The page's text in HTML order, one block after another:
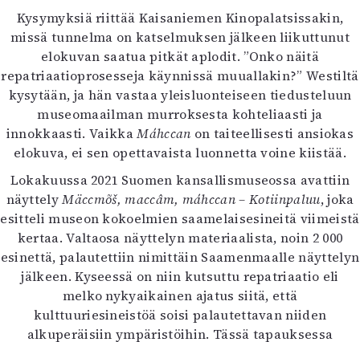
5/2025 saame
5/2025
Lehtiarkisto
Info
Tilaus ja irtonumerot
Yhteistyössä
Toimitus
Mediatiedot
Kaltio ry
Kysymyksiä riittää Kaisaniemen Kinopalatsissakin,
missä tunnelma on katselmuksen jälkeen liikuttunut
elokuvan saatua pitkät aplodit. ”Onko näitä
repatriaatioprosesseja käynnissä muuallakin?” Westiltä
kysytään, ja hän vastaa yleisluonteiseen tiedusteluun
museomaailman murroksesta kohteliaasti ja
innokkaasti. VaikkaMáhccan on taiteellisesti ansiokas
elokuva, ei sen opettavaista luonnetta voine kiistää.
Lokakuussa 2021 Suomen kansallismuseossa avattiin
näyttelyMäccmõš, maccâm, máhccan – Kotiinpaluu, joka
esitteli museon kokoelmien saamelaisesineitä viimeistä
kertaa. Valtaosa näyttelyn materiaalista, noin 2 000
esinettä, palautettiin nimittäin Saamenmaalle näyttelyn
jälkeen. Kyseessä on niin kutsuttu repatriaatio eli
melko nykyaikainen ajatus siitä, että
kulttuuriesineistöä soisi palautettavan niiden
alkuperäisiin ympäristöihin. Tässä tapauksessa